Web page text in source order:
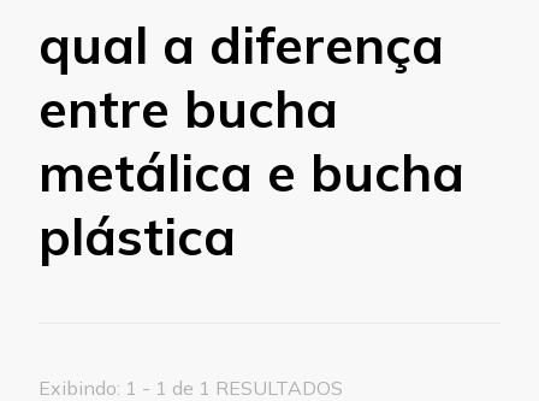
qual a diferença
entre bucha
metálica e bucha
plástica
Exibindo: 1 - 1 de 1 RESULTADOS